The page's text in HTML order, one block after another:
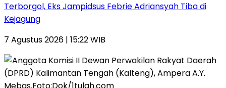
Terborgol, Eks Jampidsus Febrie Adriansyah Tiba di
Kejagung
7 Agustus 2026 | 15:22 WIB